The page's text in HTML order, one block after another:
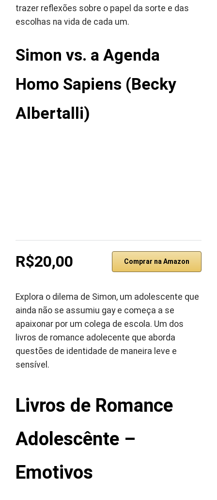
trazer reflexões sobre o papel da sorte e das
escolhas na vida de cada um.
Simon vs. a Agenda
Homo Sapiens (Becky
Albertalli)
R$20,00 Comprar na Amazon
Explora o dilema de Simon, um adolescente que
ainda não se assumiu gay e começa a se
apaixonar por um colega de escola. Um dos
livros de romance adolecente que aborda
questões de identidade de maneira leve e
sensível.
Livros de Romance
Adolescênte –
Emotivos